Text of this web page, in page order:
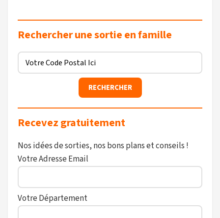
Rechercher une sortie en famille
Recevez gratuitement
Nos idées de sorties, nos bons plans et conseils !
Votre Adresse Email
Votre Département